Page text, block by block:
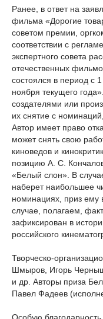
Ранее, в ответ на
фильма «Дорогие
советом премии,
соответствии с
экспертного совета
отечественных
состоялся в период с
ноября текущего
создателями или
их снятие с
Автор имеет право
может снять свою
киноведов и
позицию А. С.
«Белый слон». В
наберет наибольшее
номинациях, приз ему
случае, полагаем,
зафиксирован в
российского
Творческо-
Шмыров, Игорь
и др. Авторы приза
Павел Фадеев